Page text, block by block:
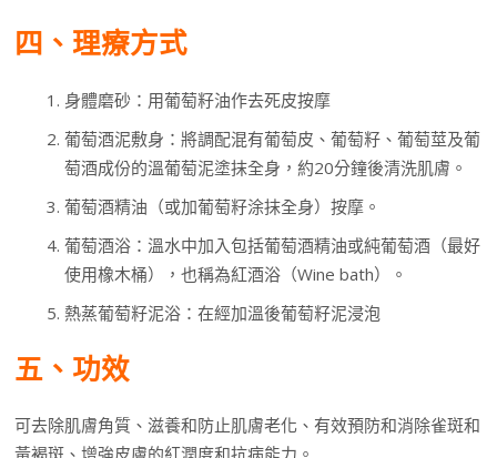
四、理療方式
身體磨砂：用葡萄籽油作去死皮按摩
葡萄酒泥敷身：將調配混有葡萄皮、葡萄籽、葡萄莖及葡
萄酒成份的溫葡萄泥塗抹全身，約20分鐘後清洗肌膚。
葡萄酒精油（或加葡萄籽涂抹全身）按摩。
葡萄酒浴：溫水中加入包括葡萄酒精油或純葡萄酒（最好
使用橡木桶），也稱為紅酒浴（Wine bath）。
熱蒸葡萄籽泥浴：在經加溫後葡萄籽泥浸泡
五、功效
可去除肌膚角質、滋養和防止肌膚老化、有效預防和消除雀斑和